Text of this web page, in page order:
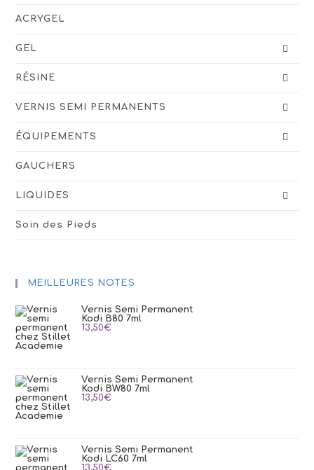
ACRYGEL
GEL
RÉSINE
VERNIS SEMI PERMANENTS
ÉQUIPEMENTS
GAUCHERS
LIQUIDES
Soin des Pieds
MEILLEURES NOTES
Vernis Semi Permanent
Kodi B80 7ml
13,50€
Vernis Semi Permanent
Kodi BW80 7ml
13,50€
Vernis Semi Permanent
Kodi LC60 7ml
13,50€